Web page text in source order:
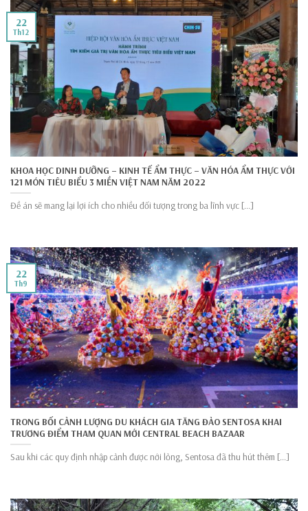
KHOA HỌC DINH DƯỠNG – KINH TẾ ẨM THỰC – VĂN HÓA ẨM THỰC VỚI
121 MÓN TIÊU BIỂU 3 MIỀN VIỆT NAM NĂM 2022
Đề án sẽ mang lại lợi ích cho nhiều đối tượng trong ba lĩnh vực [...]
22
Th12
TRONG BỐI CẢNH LƯỢNG DU KHÁCH GIA TĂNG ĐẢO SENTOSA KHAI
TRƯƠNG ĐIỂM THAM QUAN MỚI CENTRAL BEACH BAZAAR
Sau khi các quy định nhập cảnh được nới lỏng, Sentosa đã thu hút thêm [...]
22
Th9